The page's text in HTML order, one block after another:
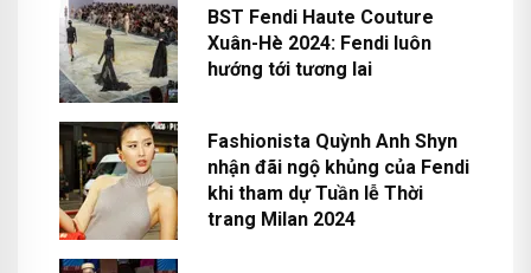
BST Fendi Haute Couture
Xuân-Hè 2024: Fendi luôn
hướng tới tương lai
Fashionista Quỳnh Anh Shyn
nhận đãi ngộ khủng của Fendi
khi tham dự Tuần lễ Thời
trang Milan 2024